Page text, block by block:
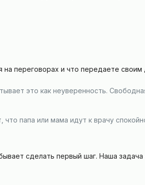
на переговорах и что передаете своим
это как неуверенность.
папа или мама идут к врачу
сделать первый шаг. Наша задача